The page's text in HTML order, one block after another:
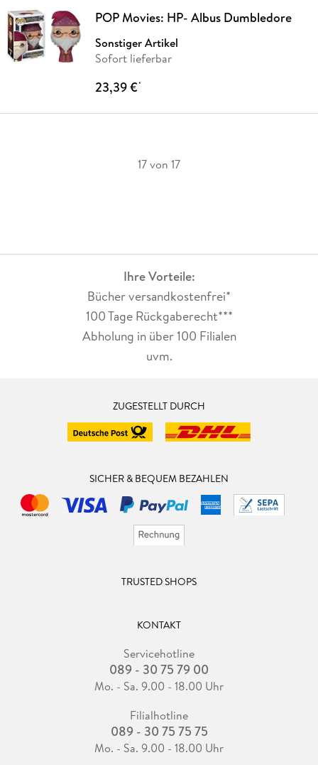
POP Movies: HP- Albus Dumbledore
Sonstiger Artikel
Sofort lieferbar
23,39 €*
17 von 17
Ihre Vorteile:
Bücher versandkostenfrei*
100 Tage Rückgaberecht***
Abholung in über 100 Filialen
uvm.
ZUGESTELLT DURCH
SICHER & BEQUEM BEZAHLEN
TRUSTED SHOPS
KONTAKT
Servicehotline
089 - 30 75 79 00
Mo. - Sa. 9.00 - 18.00 Uhr
Filialhotline
089 - 30 75 75 75
Mo. - Sa. 9.00 - 18.00 Uhr